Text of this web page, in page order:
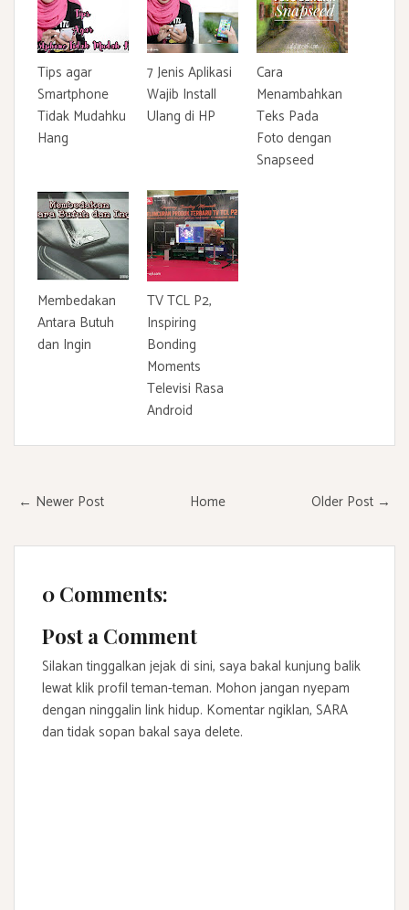
Tips agar
Smartphone
Tidak Mudahku
Hang
7 Jenis Aplikasi
Wajib Install
Ulang di HP
Cara
Menambahkan
Teks Pada
Foto dengan
Snapseed
Membedakan
Antara Butuh
dan Ingin
TV TCL P2,
Inspiring
Bonding
Moments
Televisi Rasa
Android
← Newer Post Older Post →
Home
0 Comments:
Post a Comment
Silakan tinggalkan jejak di sini, saya bakal kunjung balik
lewat klik profil teman-teman. Mohon jangan nyepam
dengan ninggalin link hidup. Komentar ngiklan, SARA
dan tidak sopan bakal saya delete.